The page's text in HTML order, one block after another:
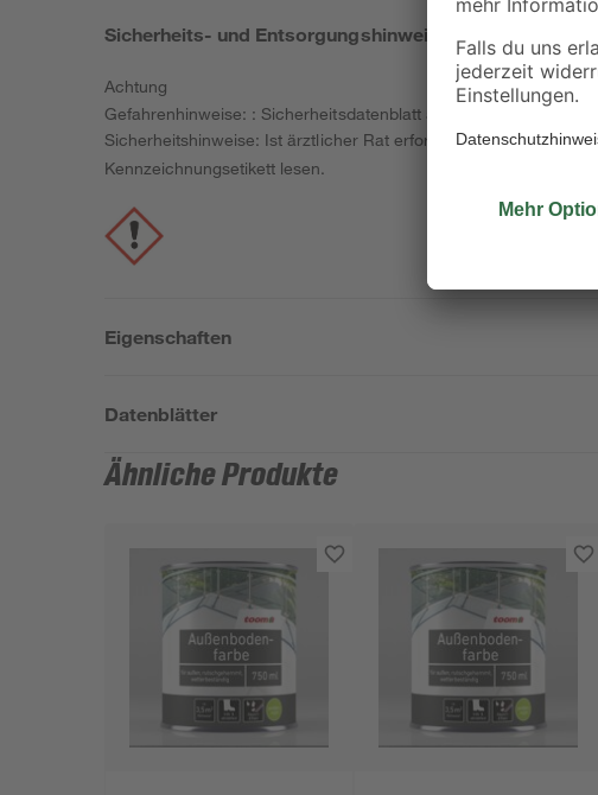
Sicherheits- und Entsorgungshinweise
Achtung
Gefahrenhinweise: : Sicherheitsdatenblatt auf Anfrage
Sicherheitshinweise: Ist ärztlicher Rat erforderlich, Verpackung
Kennzeichnungsetikett lesen.
Eigenschaften
Datenblätter
Ähnliche Produkte